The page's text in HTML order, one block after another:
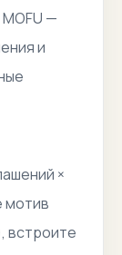
—
и
×
мотив
встроите